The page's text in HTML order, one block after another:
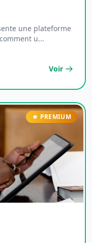
une plateforme
u...
Voir
PREMIUM